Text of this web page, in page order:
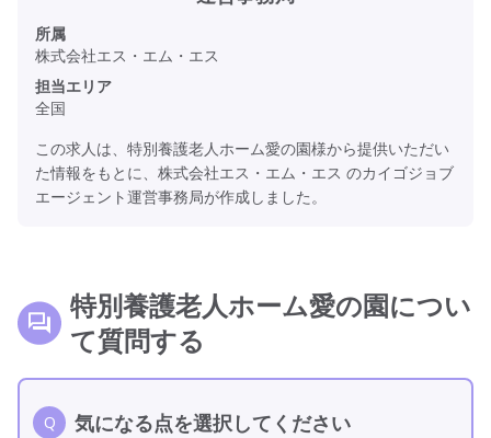
所属
株式会社エス・エム・エス
担当エリア
全国
この求人は、特別養護老人ホーム愛の園様から提供いただい
た情報をもとに、株式会社エス・エム・エス のカイゴジョブ
エージェント運営事務局が作成しました。
特別養護老人ホーム愛の園につい
て質問する
気になる点を選択してください